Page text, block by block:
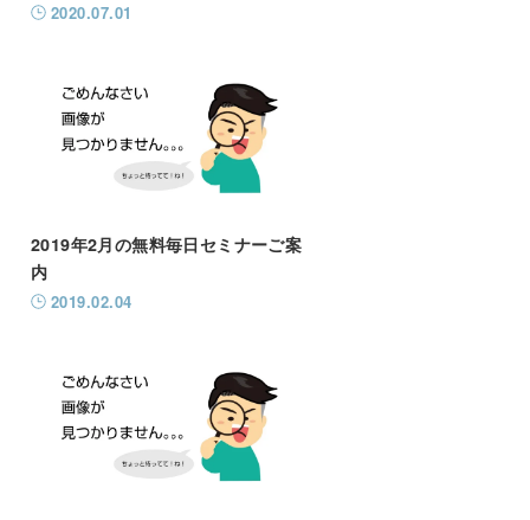
2020.07.01
2019年2月の無料毎日セミナーご案
内
2019.02.04